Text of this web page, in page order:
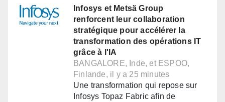
Infosys et Metsä Group
renforcent leur collaboration
stratégique pour accélérer la
transformation des opérations IT
grâce à l'IA
BANGALORE, Inde, et ESPOO,
Finlande, il y a 25 minutes
Une transformation qui repose sur
Infosys Topaz Fabric afin de